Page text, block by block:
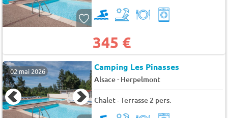
345 €
02 mai 2026 Camping Les Pinasses
Alsace- Herpelmont
Chalet - Terrasse 2 pers.